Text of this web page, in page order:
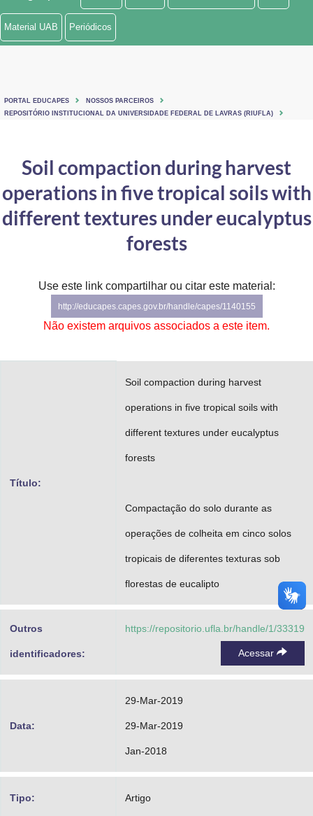
Ministério de Minas e Energia
Ministério do Turismo
Controladoria-Geral da União
Ministério da Mulher, da Família e dos Direitos Humanos
Gabinete de Segurança Institucional
Advocacia-Geral da União
Material UAB Periódicos
PORTAL EDUCAPES
NOSSOS PARCEIROS
REPOSITÓRIO INSTITUCIONAL DA UNIVERSIDADE FEDERAL DE LAVRAS (RIUFLA)
Soil compaction during harvest
operations in five tropical soils with
different textures under eucalyptus
forests
Use este link compartilhar ou citar este material:
http://educapes.capes.gov.br/handle/capes/1140155
Não existem arquivos associados a este item.
Título:
Soil compaction during harvest
operations in five tropical soils with
different textures under eucalyptus
forests
Compactação do solo durante as
operações de colheita em cinco solos
tropicais de diferentes texturas sob
florestas de eucalipto
Outros
identificadores:
https://repositorio.ufla.br/handle/1/33319
Acessar
Data:
29-Mar-2019
29-Mar-2019
Jan-2018
Tipo: Artigo